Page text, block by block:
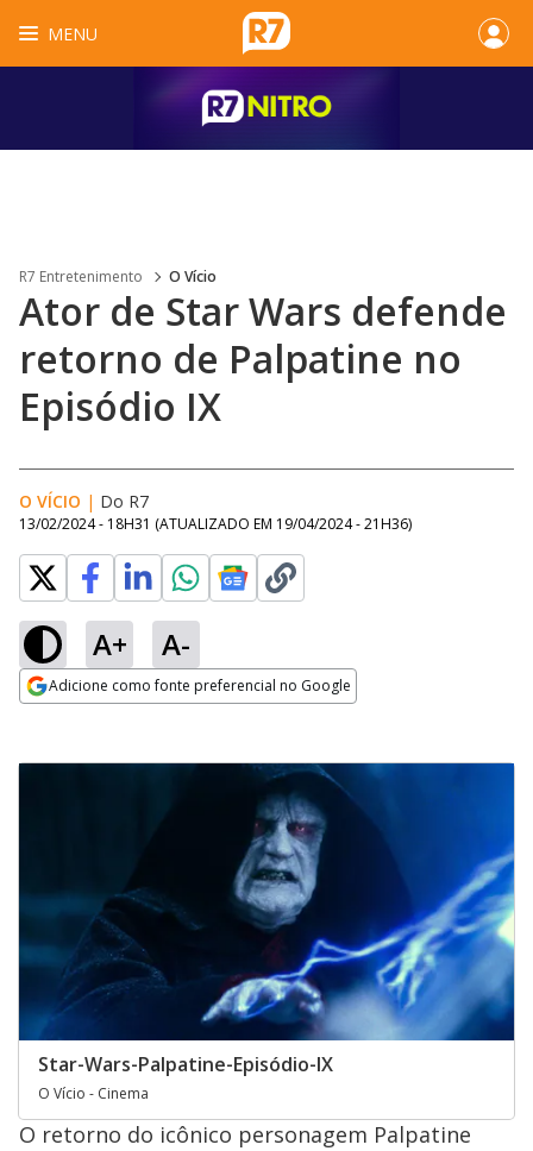
MENU
R7 Entretenimento O Vício
Ator de Star Wars defende
retorno de Palpatine no
Episódio IX
O VÍCIO | Do R7
13/02/2024 - 18H31 (ATUALIZADO EM 19/04/2024 - 21H36)
A+ A-
Adicione como fonte preferencial no Google
Star-Wars-Palpatine-Episódio-IX
O Vício - Cinema
O retorno do icônico personagem Palpatine